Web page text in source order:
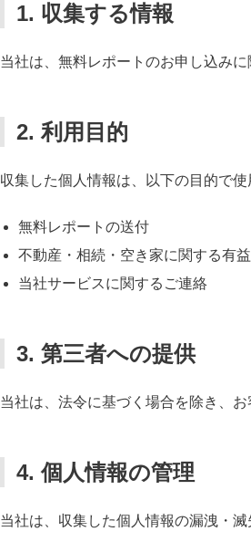
1. 収集する情報
当社は、無料レポートのお申し込み
2. 利用目的
収集した個人情報は、以下の目的で使
無料レポートの送付
不動産・相続・空き家に関する有
当社サービスに関するご連絡
3. 第三者への提供
当社は、法令に基づく場合を除き、
4. 個人情報の管理
当社は、収集した個人情報の漏洩・